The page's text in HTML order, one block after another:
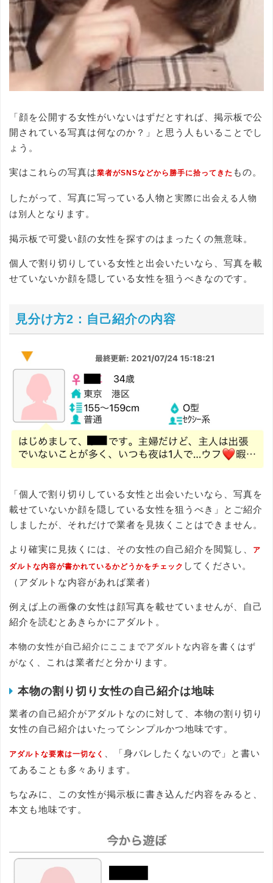
「顔を公開する女性がいないはずだとすれば、掲示板で公
開されている写真は何なのか？」と思う人もいることでし
ょう。
実はこれらの写真は業者がSNSなどから勝手に拾ってきた もの。
したがって、写真に写っている人物と 実際に出会える人物
は別人 となります。
掲示板で可愛い顔の女性を探すのはまったくの無意味。
個人で割り切りしている女性と出会いたいなら、写真を載
せていないか顔を隠している女性を狙うべきなのです。
見分け方2：自己紹介の内容
「個人で割り切りしている女性と出会いたいなら、写真を
載せていないか顔を隠している女性を狙うべき」とご紹介
しましたが、それだけで業者を見抜くことはできません。
より確実に見抜くには、その女性の自己紹介を閲覧し、
ア
ダルトな内容が書かれているかどうかをチェック してください。
（アダルトな内容があれば業者）
例えば上の画像の女性は顔写真を載せていませんが、自己
紹介を読むとあきらかにアダルト。
本物の女性が自己紹介にここまでアダルトな内容を書くはず
がなく
、これは業者だと分かります。
本物の割り切り女性の自己紹介は地味
業者の自己紹介がアダルトなのに対して、本物の割り切り
女性の自己紹介はいたってシンプルかつ地味です。
アダルトな要素は一切なく
、「身バレしたくないので」と書い
てあることも多々あります。
ちなみに、この女性が掲示板に書き込んだ内容をみると、
本文も地味です。